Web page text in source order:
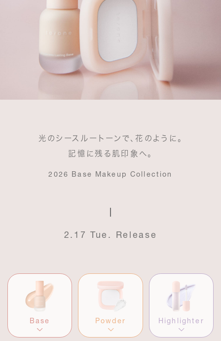
光のシースルートーンで、花のように。
記憶に残る肌印象へ。
2026 Base Makeup Collection
2.17 Tue. Release
Base Powder Highlighter